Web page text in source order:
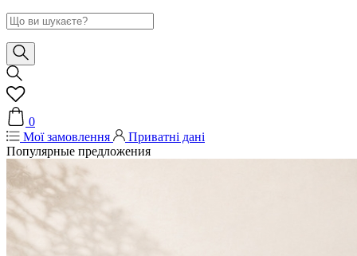
0
Мої замовлення
Приватні дані
Популярные предложения